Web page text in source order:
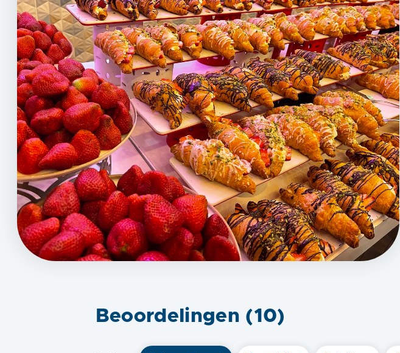
Beoordelingen (10)